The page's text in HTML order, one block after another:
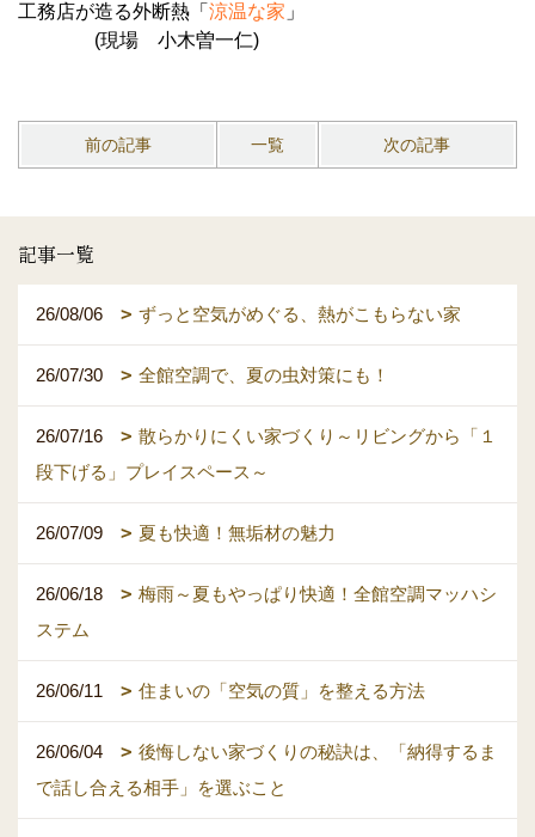
工務店が造る外断熱「 涼温な家 」
(現場 小木曽一仁)
前の記事 一覧 次の記事
記事一覧
26/08/06 ずっと空気がめぐる、熱がこもらない家
26/07/30 全館空調で、夏の虫対策にも！
26/07/16
散らかりにくい家づくり～リビングから「１
段下げる」プレイスペース～
26/07/09 夏も快適！無垢材の魅力
26/06/18
梅雨～夏もやっぱり快適！全館空調マッハシ
ステム
26/06/11 住まいの「空気の質」を整える方法
26/06/04
後悔しない家づくりの秘訣は、「納得するま
で話し合える相手」を選ぶこと